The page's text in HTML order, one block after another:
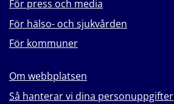
För press och media
För hälso- och sjukvården
För kommuner
Om webbplatsen
Så hanterar vi dina personuppgifter